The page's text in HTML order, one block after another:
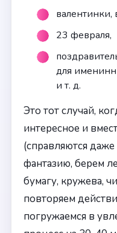
валентинки,
23 февраля,
для
и т. д.
Это тот случай,
интересное и
(справляются
фантазию, берем
бумагу, кружева,
повторяем
погружаемся в